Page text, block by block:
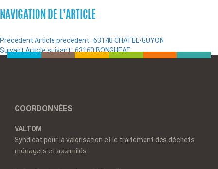
NAVIGATION DE L’ARTICLE
Précédent Article précédent : 63140 CHATEL-GUYON
SuivantArticle suivant :63160 BONGHEAT
COORDONNÉES
VALTOM
Syndicat pour la valorisation et le traitement des déchets
ménagers et assimilés